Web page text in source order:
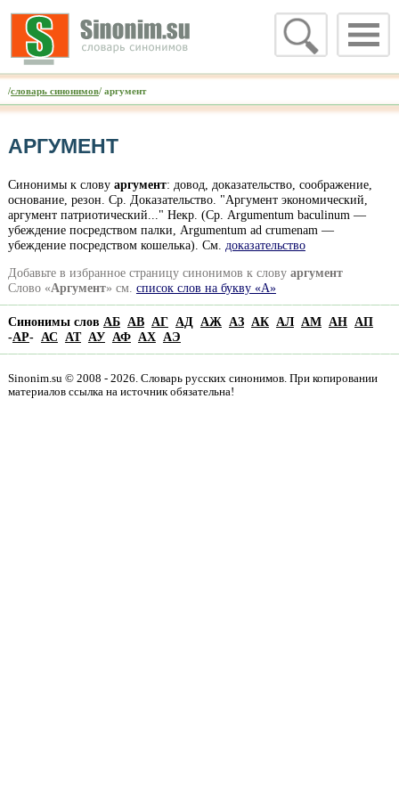
/словарь синонимов/ аргумент
АРГУМЕНТ
Синонимы к слову аргумент: довод, доказательство, соображение,
основание, резон. Ср. Доказательство. "Аргумент экономический,
аргумент патриотический..." Некр. (Ср. Argumentum baculinum —
убеждение посредством палки, Argumentum ad crumenam —
убеждение посредством кошелька). Cм. доказательство
Добавьте в избранное страницу синонимов к слову аргумент
Слово «Аргумент» см. список слов на букву «А»
Синонимы слов АБ АВ АГ АД АЖ АЗ АК АЛ АМ АН АП
-АР- АС АТ АУ АФ АХ АЭ
Sinonim.su © 2008 - 2026. Словарь русских синонимов. При копировании
материалов ссылка на источник обязательна!